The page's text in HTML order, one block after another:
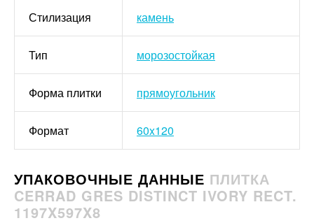
Стилизация камень
Тип морозостойкая
Форма плитки прямоугольник
Формат 60x120
УПАКОВОЧНЫЕ ДАННЫЕ ПЛИТКА
CERRAD GRES DISTINCT IVORY RECT.
1197X597X8